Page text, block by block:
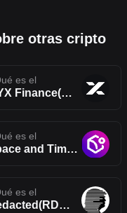
otras cripto
es el
MYX Finance(MYX)
es el
Space and Time(SXT)
es el
Redacted(RDAC)